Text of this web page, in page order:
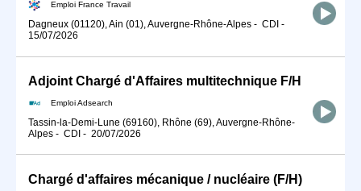
Emploi France Travail
Dagneux (01120), Ain (01), Auvergne-Rhône-Alpes - CDI -
15/07/2026
Adjoint Chargé d'Affaires multitechnique F/H
Emploi Adsearch
Tassin-la-Demi-Lune (69160), Rhône (69), Auvergne-Rhône-
Alpes - CDI - 20/07/2026
Chargé d'affaires mécanique / nucléaire (F/H)